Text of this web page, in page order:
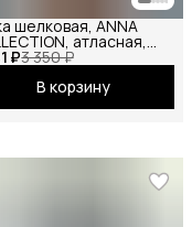
₽3 350 ₽
шелковая, ANNA
атласная,
праздничная,
офисная,
на резинке мини
В корзину